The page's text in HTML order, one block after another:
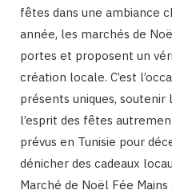
fêtes dans une ambiance
année, les marchés de
portes et proposent un
création locale. C’est
présents uniques,
l’esprit des fêtes
prévus en Tunisie pour
dénicher des cadeaux
Marché de Noël Fée Mains